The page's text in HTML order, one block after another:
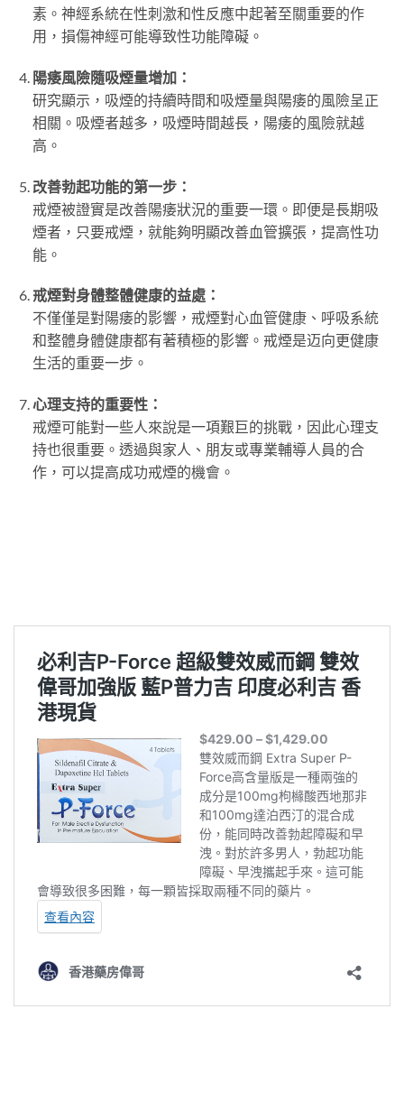
素。神經系統在性刺激和性反應中起著至關重要的作
用，損傷神經可能導致性功能障礙。
陽痿風險隨吸煙量增加：
研究顯示，吸煙的持續時間和吸煙量與陽痿的風險呈正
相關。吸煙者越多，吸煙時間越長，陽痿的風險就越
高。
改善勃起功能的第一步：
戒煙被證實是改善陽痿狀況的重要一環。即便是長期吸
煙者，只要戒煙，就能夠明顯改善血管擴張，提高性功
能。
戒煙對身體整體健康的益處：
不僅僅是對陽痿的影響，戒煙對心血管健康、呼吸系統
和整體身體健康都有著積極的影響。戒煙是迈向更健康
生活的重要一步。
心理支持的重要性：
戒煙可能對一些人來說是一項艱巨的挑戰，因此心理支
持也很重要。透過與家人、朋友或專業輔導人員的合
作，可以提高成功戒煙的機會。